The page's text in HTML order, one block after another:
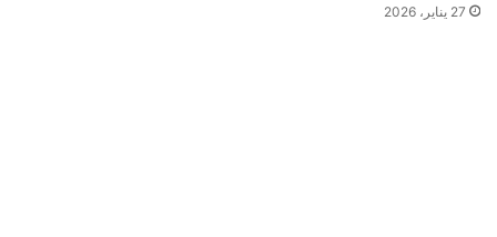
27 يناير، 2026